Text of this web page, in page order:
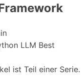
LLM Best
ist Teil einer Serie.